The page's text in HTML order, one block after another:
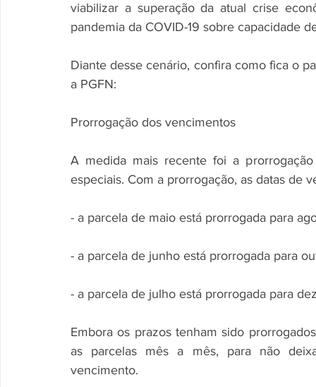
viabilizar a superação da atual crise
pandemia da COVID-19 sobre capacidade
Diante desse cenário, confira como fica o
a PGFN:
Prorrogação dos vencimentos
A medida mais recente foi a
especiais. Com a prorrogação, as datas de
- a parcela de maio está prorrogada para
- a parcela de junho está prorrogada para
- a parcela de julho está prorrogada para
Embora os prazos tenham sido
as parcelas mês a mês, para não
vencimento.